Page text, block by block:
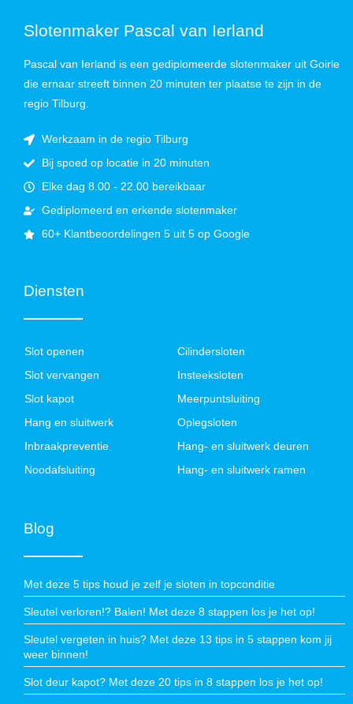
Slotenmaker Pascal van Ierland
Pascal van Ierland is een gediplomeerde slotenmaker uit Goirle
die ernaar streeft binnen 20 minuten ter plaatse te zijn in de
regio Tilburg.
Werkzaam in de regio Tilburg
Bij spoed op locatie in 20 minuten
Elke dag 8.00 - 22.00 bereikbaar
Gediplomeerd en erkende slotenmaker
60+ Klantbeoordelingen 5 uit 5 op Google
Diensten
Slot openen
Slot vervangen
Slot kapot
Hang en sluitwerk
Inbraakpreventie
Noodafsluiting
Cilindersloten
Insteeksloten
Meerpuntsluiting
Oplegsloten
Hang- en sluitwerk deuren
Hang- en sluitwerk ramen
Blog
Met deze 5 tips houd je zelf je sloten in topconditie
Sleutel verloren!? Balen! Met deze 8 stappen los je het op!
Sleutel vergeten in huis? Met deze 13 tips in 5 stappen kom jij
weer binnen!
Slot deur kapot? Met deze 20 tips in 8 stappen los je het op!